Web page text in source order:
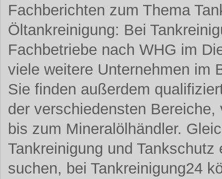
Fachberichten zum Thema
Öltankreinigung: Bei
Fachbetriebe nach WHG im
viele weitere Unternehmen im
Sie finden außerdem
der verschiedensten
bis zum Mineralölhändler.
Tankreinigung und
suchen, bei Tankreinigung24